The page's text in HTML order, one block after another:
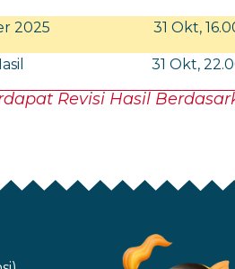
2025
31 Okt,
31 Okt,
Revisi Hasil